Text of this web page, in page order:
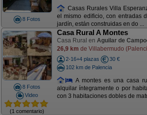
8 Fotos
Casas Rurales Villa
el mismo edificio, con entradas
jardín, están construidas en do ...
8 Fotos
Video
(1 comentario)
Casa Rural A Montes
Casa Rural en Aguilar de
26,9 km de Villabermudo
2-16+4 plazas
30 €
102 km de Palencia
A montes es una casa
alquilar íntegramente o por
con 3 habitaciones dobles de